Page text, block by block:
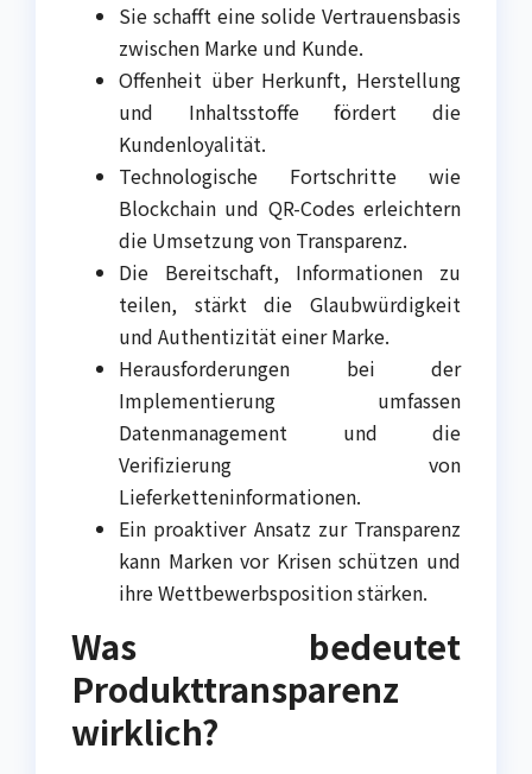
Sie schafft eine solide Vertrauensbasis
zwischen Marke und Kunde.
Offenheit über Herkunft, Herstellung
und Inhaltsstoffe fördert die
Kundenloyalität.
Technologische Fortschritte wie
Blockchain und QR-Codes erleichtern
die Umsetzung von Transparenz.
Die Bereitschaft, Informationen zu
teilen, stärkt die Glaubwürdigkeit
und Authentizität einer Marke.
Herausforderungen bei der
Implementierung umfassen
Datenmanagement und die
Verifizierung von
Lieferketteninformationen.
Ein proaktiver Ansatz zur Transparenz
kann Marken vor Krisen schützen und
ihre Wettbewerbsposition stärken.
Was bedeutet
Produkttransparenz
wirklich?